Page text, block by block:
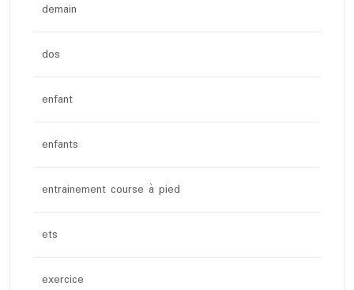
demain
dos
enfant
enfants
entrainement course à pied
ets
exercice